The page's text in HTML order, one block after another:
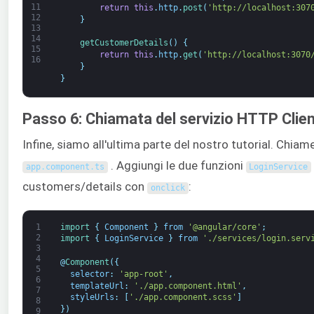
11
12
13
14
15
16
return this . http. post ( 'http://
}
getCustomerDetails ( )
{
return this . http.get ( 'http://
}
}
Passo 6: Chiamata del servizio HTTP
Infine, siamo all'ultima parte del nostro tutorial.
app. component .ts . Aggiungi le due funzioni LoginService
customers/details con
onclick :
1
2
3
4
5
6
7
8
9
import { Component } from '@angular/core' ;
import
{ LoginService } from './services/
@Component ( {
selector: 'app-root' ,
templateUrl : './app.component.html' ,
styleUrls : './app.component.scss'
} )